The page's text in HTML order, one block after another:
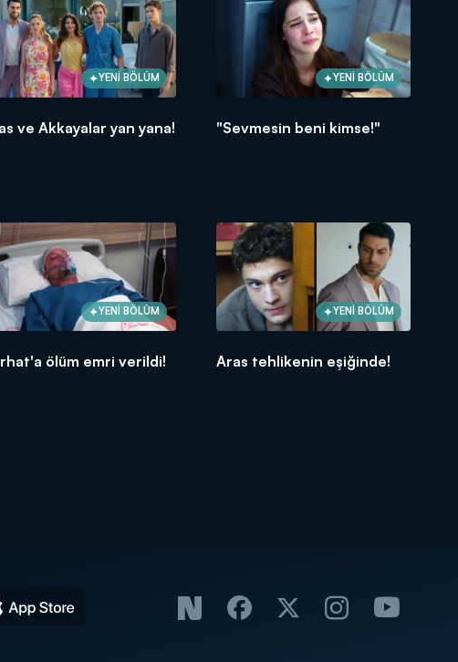
YENİ BÖLÜM
ve Akkayalar yan yana!
YENİ BÖLÜM
"Sevmesin beni kimse!"
YENİ BÖLÜM
ölüm emri verildi!
YENİ BÖLÜM
Aras tehlikenin eşiğinde!